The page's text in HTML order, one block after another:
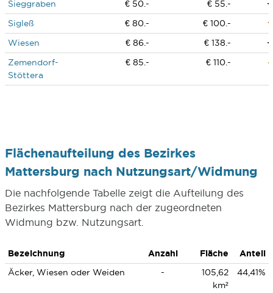
Sieggraben € 50.-
€ 55.-
Sigleß
€ 80.-
€ 100.-
Wiesen
€ 86.-
€ 138.-
Zemendorf-
Stöttera
€ 85.- € 110.-
Flächenaufteilung des Bezirkes
Mattersburg nach Nutzungsart/Widmung
Die nachfolgende Tabelle zeigt die Aufteilung des
Bezirkes Mattersburg nach der zugeordneten
Widmung bzw. Nutzungsart.
Bezeichnung Anzahl Fläche
Anteil
Äcker, Wiesen oder Weiden
-
105,62
km²
44,41%